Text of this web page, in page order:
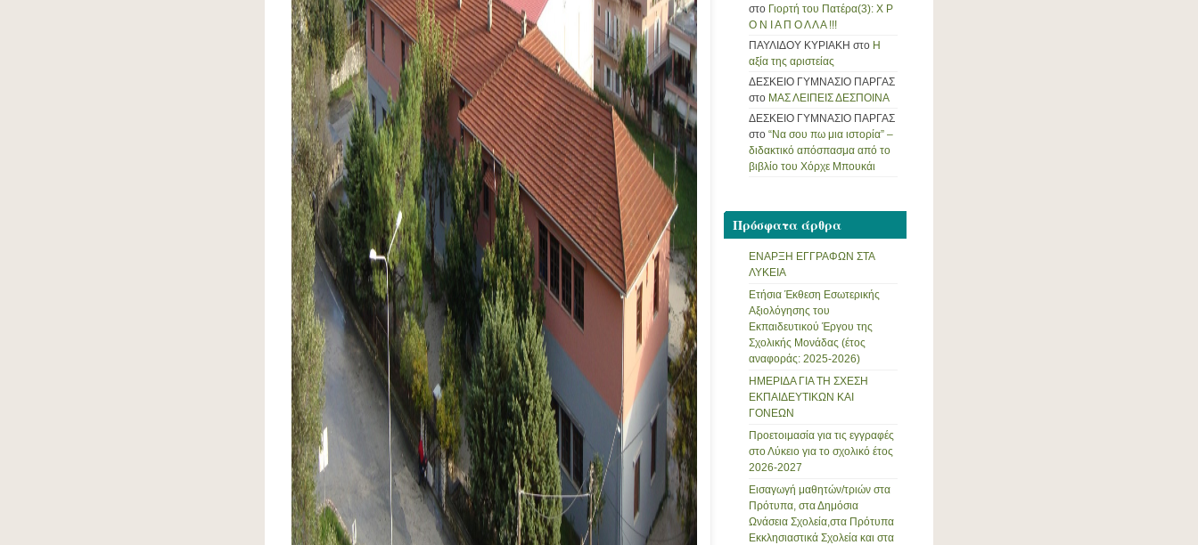
στο Γιορτή του Πατέρα(3): Χ Ρ
Ο Ν Ι Α Π Ο Λ Λ Α !!!
ΠΑΥΛΙΔΟΥ ΚΥΡΙΑΚΗ στο Η
αξία της αριστείας
ΔΕΣΚΕΙΟ ΓΥΜΝΑΣΙΟ ΠΑΡΓΑΣ
στο ΜΑΣ ΛΕΙΠΕΙΣ ΔΕΣΠΟΙΝΑ
ΔΕΣΚΕΙΟ ΓΥΜΝΑΣΙΟ ΠΑΡΓΑΣ
στο “Να σου πω μια ιστορία” –
διδακτικό απόσπασμα από το
βιβλίο του Χόρχε Μπουκάι
Πρόσφατα άρθρα
ΕΝΑΡΞΗ ΕΓΓΡΑΦΩΝ ΣΤΑ
ΛΥΚΕΙΑ
Ετήσια Έκθεση Εσωτερικής
Αξιολόγησης του
Εκπαιδευτικού Έργου της
Σχολικής Μονάδας (έτος
αναφοράς: 2025-2026)
ΗΜΕΡΙΔΑ ΓΙΑ ΤΗ ΣΧΕΣΗ
ΕΚΠΑΙΔΕΥΤΙΚΩΝ ΚΑΙ
ΓΟΝΕΩΝ
Προετοιμασία για τις εγγραφές
στο Λύκειο για το σχολικό έτος
2026-2027
Εισαγωγή μαθητών/τριών στα
Πρότυπα, στα Δημόσια
Ωνάσεια Σχολεία,στα Πρότυπα
Εκκλησιαστικά Σχολεία και στα